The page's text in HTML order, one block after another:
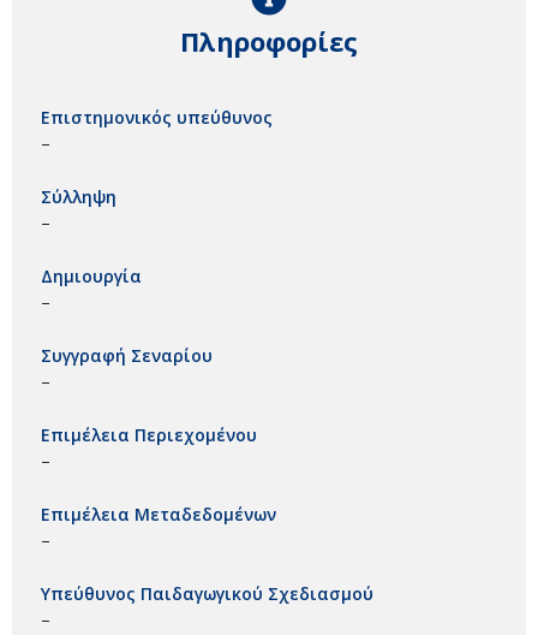
Πληροφορίες
Επιστημονικός υπεύθυνος
–
Σύλληψη
–
Δημιουργία
–
Συγγραφή Σεναρίου
–
Επιμέλεια Περιεχομένου
–
Επιμέλεια Μεταδεδομένων
–
Υπεύθυνος Παιδαγωγικού Σχεδιασμού
–